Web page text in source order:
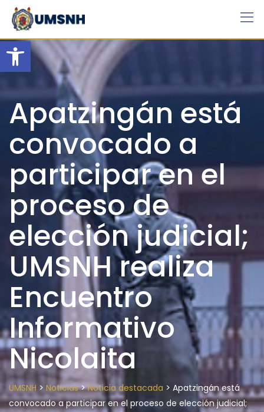
Open toolbar
Skip
content
Apatzingán está
convocado a
participar en el
proceso de
elección judicial;
UMSNH realiza
Encuentro
Informativo
Nicolaita
UMSNH > Noticias>Noticia destacada > Apatzingán está
convocado a participar en el proceso de elección judicial;